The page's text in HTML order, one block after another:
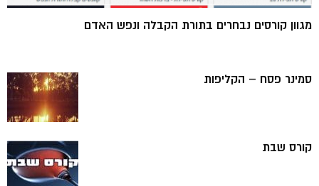
מגוון קורסים נבחרים בתורת הקבלה ונפש האדם
סמינר פסח – הקליפות
קורס שבת